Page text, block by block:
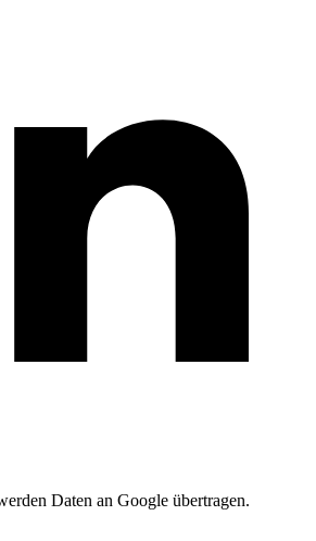
Daten an Google übertragen.